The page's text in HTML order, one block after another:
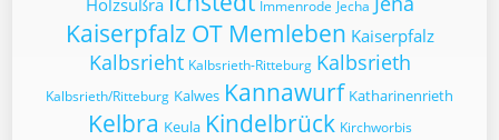
Holzsußra Immenrode Jecha
Kaiserpfalz OT Memleben Kaiserpfalz
Kalbsrieht Kalbsrieth-Ritteburg Kalbsrieth
Kalbsrieth/Ritteburg Kalwes Kannawurf Katharinenrieth
Kelbra Keula Kindelbrück Kirchworbis